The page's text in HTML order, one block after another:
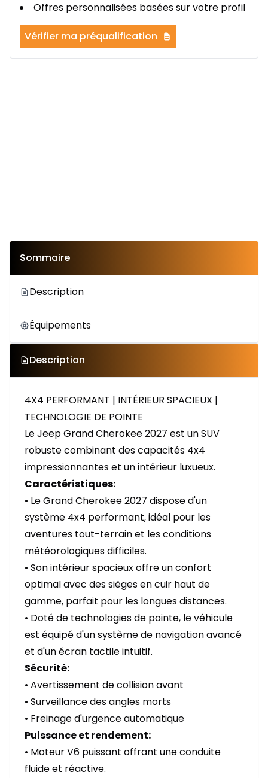
Offres personnalisées basées sur votre profil
Vérifier ma préqualification
Sommaire
Description
Équipements
Description
4X4 PERFORMANT | INTÉRIEUR SPACIEUX |
TECHNOLOGIE DE POINTE
Le Jeep Grand Cherokee 2027 est un SUV
robuste combinant des capacités 4x4
impressionnantes et un intérieur luxueux.
Caractéristiques:
• Le Grand Cherokee 2027 dispose d'un
système 4x4 performant, idéal pour les
aventures tout-terrain et les conditions
météorologiques difficiles.
• Son intérieur spacieux offre un confort
optimal avec des sièges en cuir haut de
gamme, parfait pour les longues distances.
• Doté de technologies de pointe, le véhicule
est équipé d'un système de navigation avancé
et d'un écran tactile intuitif.
Sécurité:
• Avertissement de collision avant
• Surveillance des angles morts
• Freinage d'urgence automatique
Puissance et rendement:
• Moteur V6 puissant offrant une conduite
fluide et réactive.